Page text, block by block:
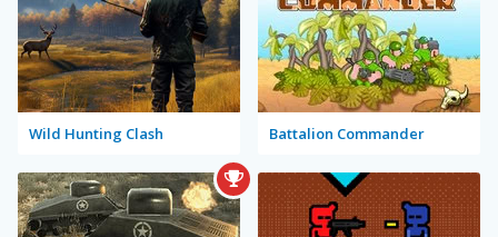
Wild Hunting Clash Battalion Commander